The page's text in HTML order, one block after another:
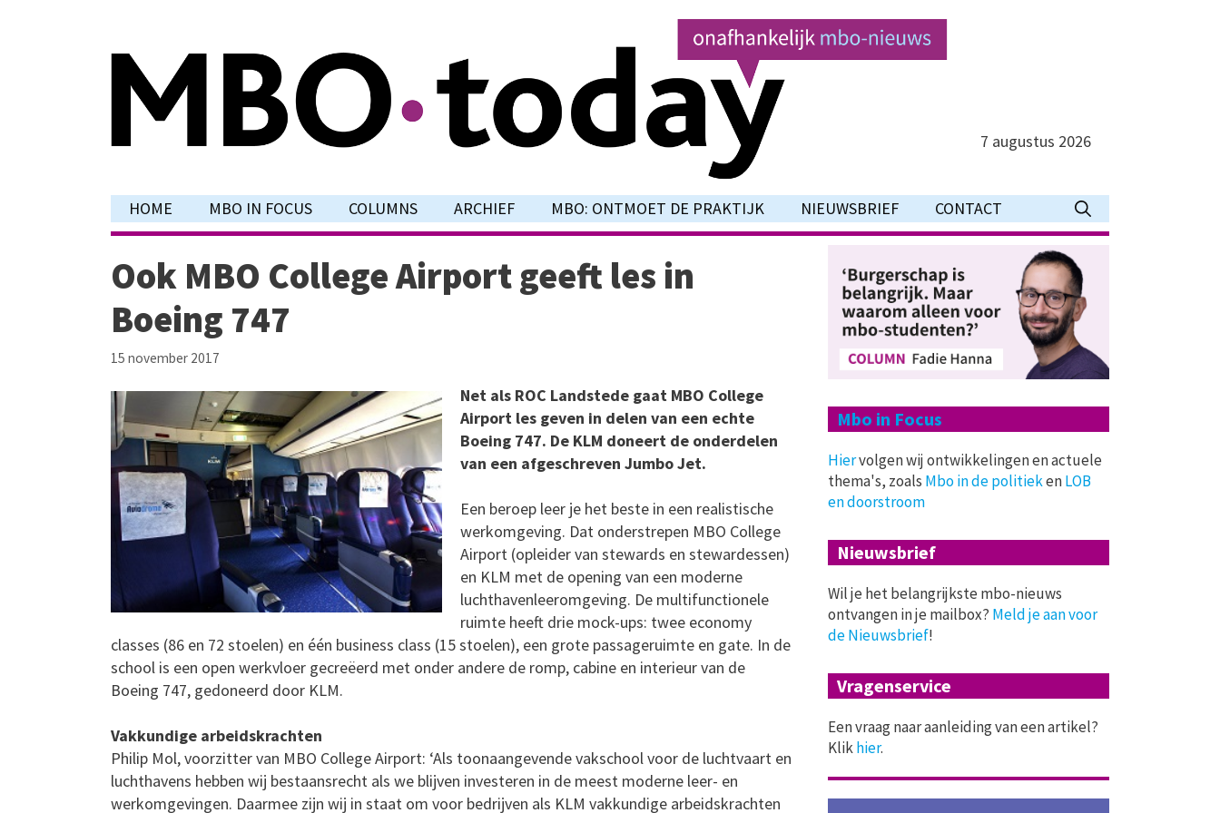
7 augustus 2026
HOME MBO IN FOCUS COLUMNS ARCHIEF MBO: ONTMOET DE PRAKTIJK NIEUWSBRIEF CONTACT
Ook MBO College Airport geeft les in
Boeing 747
15 november 2017
Net als ROC Landstede gaat MBO College
Airport les geven in delen van een echte
Boeing 747. De KLM doneert de onderdelen
van een afgeschreven Jumbo Jet.
Een beroep leer je het beste in een realistische
werkomgeving. Dat onderstrepen MBO College
Airport (opleider van stewards en stewardessen)
en KLM met de opening van een moderne
luchthavenleeromgeving. De multifunctionele
ruimte heeft drie mock-ups: twee economy
classes (86 en 72 stoelen) en één business class (15 stoelen), een grote passageruimte en gate. In de
school is een open werkvloer gecreëerd met onder andere de romp, cabine en interieur van de
Boeing 747, gedoneerd door KLM.
Vakkundige arbeidskrachten
Philip Mol, voorzitter van MBO College Airport: ‘Als toonaangevende vakschool voor de luchtvaart en
luchthavens hebben wij bestaansrecht als we blijven investeren in de meest moderne leer- en
werkomgevingen. Daarmee zijn wij in staat om voor bedrijven als KLM vakkundige arbeidskrachten
Mbo in Focus
Hiervolgen wij ontwikkelingen en actuele
thema's, zoals Mbo in de politiekenLOB
en doorstroom
Nieuwsbrief
Wil je het belangrijkste mbo-nieuws
ontvangen in je mailbox? Meld je aan voor
de Nieuwsbrief!
Vragenservice
Een vraag naar aanleiding van een artikel?
Klikhier.